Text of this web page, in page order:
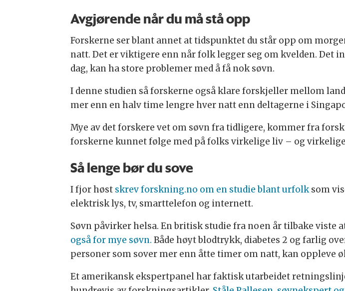
Avgjørende når du må stå opp
Forskerne ser blant annet at tidspunktet du står opp om
natt. Det er viktigere enn når folk legger seg om kvelden. Det
dag, kan ha store problemer med å få nok søvn.
I denne studien så forskerne også klare forskjeller mellom
mer enn en halv time lengre hver natt enn deltagerne i
Mye av det forskere vet om søvn fra tidligere, kommer fra
forskerne kunnet følge med på folks virkelige liv – og
Så lenge bør du sove
I fjor høst skrev forskning.no om en studie blant urfolksom
elektrisk lys, tv, smarttelefon og internett.
Søvn påvirker helsa. En britisk studie fra noen år tilbake viste
også for mye søvn. Både høyt blodtrykk, diabetes 2 og farlig
personer som sover mer enn åtte timer om natt, kan oppleve
Et amerikansk ekspertpanel har faktisk utarbeidet